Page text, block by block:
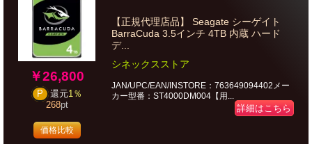
￥26,800
P 還元1％
268pt
価格比較
【正規代理店品】 Seagate シーゲイト
BarraCuda 3.5インチ 4TB 内蔵 ハード
デ...
シネックスストア
JAN/UPC/EAN/INSTORE：763649094402メー
カー型番：ST4000DM004【用...
詳細はこちら